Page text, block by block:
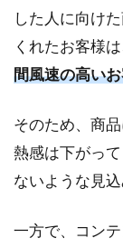
レビ
ュー
3.3
コン
ツ
ン
した人に向け
くれたお客様
間風速の高い
そのため、商
熱感は下がっ
ないような見込
一方で、コン